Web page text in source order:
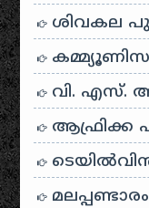
ശിവകല
വി. എസ്.
ആഫ്രിക്ക
മലപ്പണ്ടാരം